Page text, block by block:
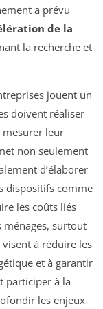
a prévu
de la
la recherche et
jouent un
doivent réaliser
mesurer leur
non seulement
d’élaborer
dispositifs comme
les coûts liés
ménages, surtout
à réduire les
et à garantir
participer à la
les enjeux